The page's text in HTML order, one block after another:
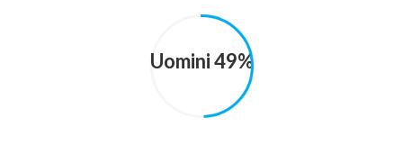
Uomini 49%